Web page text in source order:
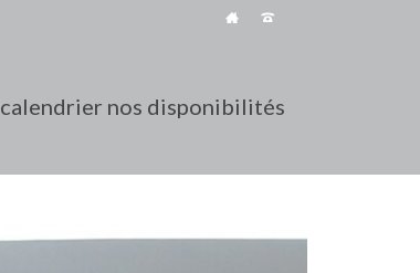
calendrier nos disponibilités